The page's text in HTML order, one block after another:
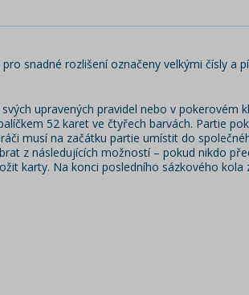
snadné rozlišení označeny velkými čísly a
upravených pravidel nebo v pokerovém
52 karet ve čtyřech barvách. Partie
musí na začátku partie umístit do
z následujících možností – pokud nikdo
karty. Na konci posledního sázkového kola